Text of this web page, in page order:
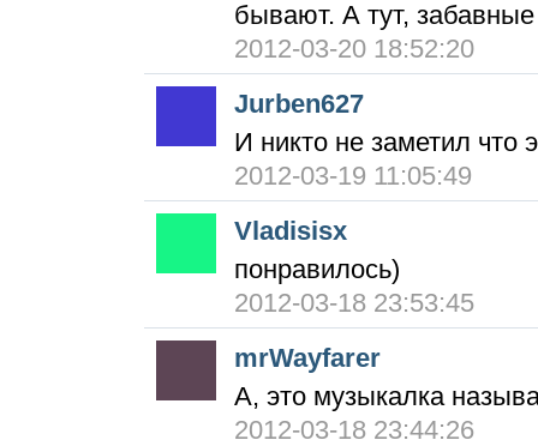
бывают. А тут,
2012-03-20 18:52:20
Jurben627
И никто не заметил что
2012-03-19 11:05:49
Vladisisx
понравилось)
2012-03-18 23:53:45
mrWayfarer
А, это музыкалка
2012-03-18 23:44:26